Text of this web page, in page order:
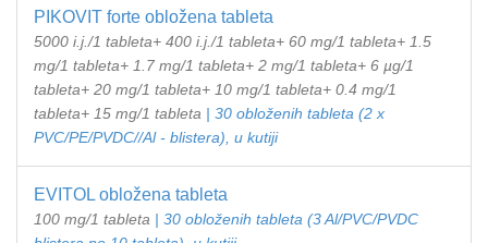
PIKOVIT forte obložena tableta
5000 i.j./1 tableta+ 400 i.j./1 tableta+ 60 mg/1 tableta+ 1.5
mg/1 tableta+ 1.7 mg/1 tableta+ 2 mg/1 tableta+ 6 µg/1
tableta+ 20 mg/1 tableta+ 10 mg/1 tableta+ 0.4 mg/1
tableta+ 15 mg/1 tableta | 30 obloženih tableta (2 x
PVC/PE/PVDC//Al - blistera), u kutiji
EVITOL obložena tableta
100 mg/1 tableta | 30 obloženih tableta (3 Al/PVC/PVDC